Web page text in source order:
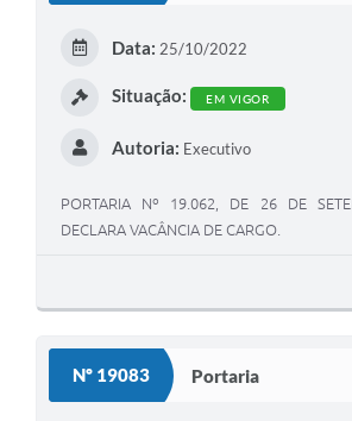
Data: 25/10/2022
Situação: EM VIGOR
Autoria: Executivo
PORTARIA Nº 19.062, DE 26 DE
DECLARA VACÂNCIA DE CARGO.
Nº 19083 Portaria